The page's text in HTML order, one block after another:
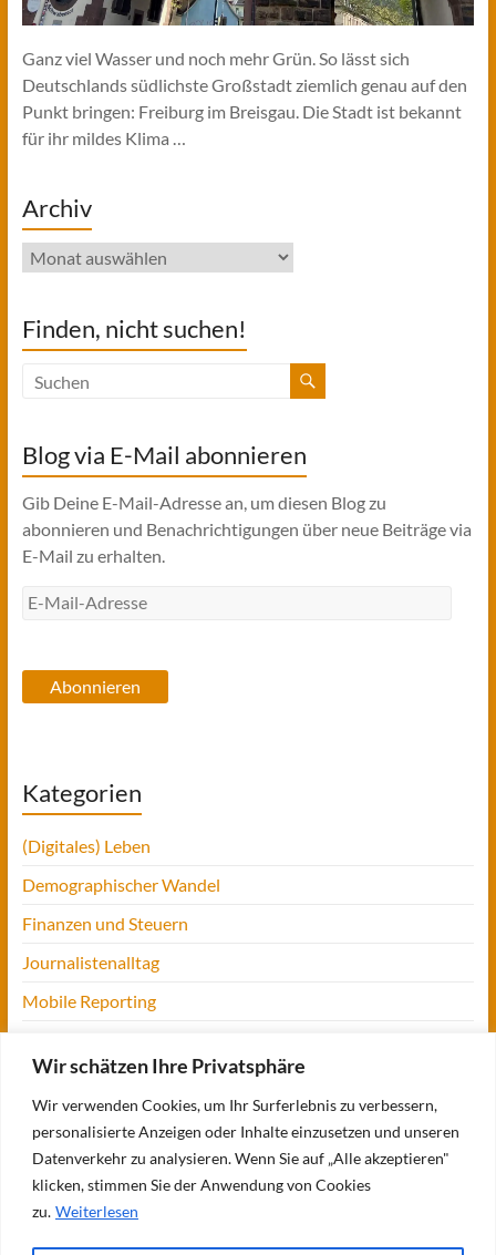
Wir schätzen Ihre Privatsphäre
Wir verwenden Cookies, um Ihr Surferlebnis zu verbessern,
personalisierte Anzeigen oder Inhalte einzusetzen und unseren
Datenverkehr zu analysieren. Wenn Sie auf „Alle akzeptieren"
klicken, stimmen Sie der Anwendung von Cookies
zu. Weiterlesen
Ganz viel Wasser und noch mehr Grün. So lässt sich
Deutschlands südlichste Großstadt ziemlich genau auf den
Punkt bringen: Freiburg im Breisgau. Die Stadt ist bekannt
für ihr mildes Klima …
Archiv
Archiv
Finden, nicht suchen!
Blog via E-Mail abonnieren
Gib Deine E-Mail-Adresse an, um diesen Blog zu
abonnieren und Benachrichtigungen über neue Beiträge via
E-Mail zu erhalten.
E-
Abonnieren
Kategorien
(Digitales) Leben
Demographischer Wandel
Finanzen und Steuern
Journalistenalltag
Mobile Reporting
Tansania
UofM
Verbraucherjournalismus
Workshops, Konferenzen & Messen